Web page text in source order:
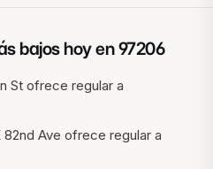
bajos hoy en97206
St ofrece regular a
82nd Ave ofrece regular a